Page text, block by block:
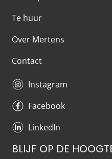
Te huur
Over Mertens
Contact
Instagram
Facebook
LinkedIn
BLIJF OP DE